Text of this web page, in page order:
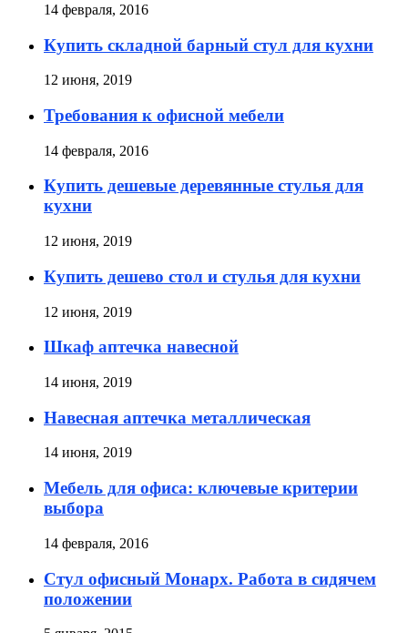
14 февраля, 2016
Купить складной барный стул для кухни
12 июня, 2019
Требования к офисной мебели
14 февраля, 2016
Купить дешевые деревянные стулья для
кухни
12 июня, 2019
Купить дешево стол и стулья для кухни
12 июня, 2019
Шкаф аптечка навесной
14 июня, 2019
Навесная аптечка металлическая
14 июня, 2019
Мебель для офиса: ключевые критерии
выбора
14 февраля, 2016
Стул офисный Монарх. Работа в сидячем
положении